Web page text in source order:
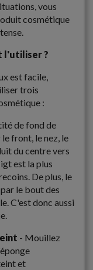
vous
cosmétique
l'utiliser ?
est facile,
trois
:
de fond de
front, le nez, le
du centre vers
est la plus
De plus, le
le bout des
C'est donc aussi
- Mouillez
et